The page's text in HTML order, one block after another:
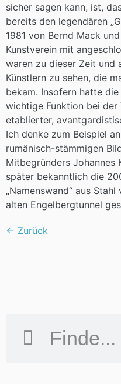
sicher sagen kann, ist,
bereits den legendären
1981 von Bernd Mack
Kunstverein mit
waren zu dieser Zeit und
Künstlern zu sehen, die
bekam. Insofern hatte
wichtige Funktion bei der
etablierter,
Ich denke zum Beispiel
rumänisch-stämmigen
Mitbegründers Johannes
später bekanntlich die
„Namenswand“ aus
alten Engelbergtunnel
← Zurück